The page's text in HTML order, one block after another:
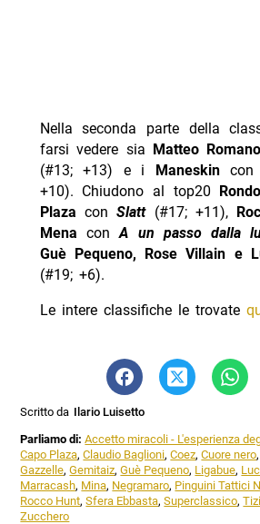
Nella seconda parte della
farsi vedere sia Matteo Romano
(#13; +13) e i Maneskincon
+10). Chiudono al top20
PlazaconSlatt (#17; +11),
Mena conA un passo dalla
Guè Pequeno, Rose Villain e
(#19; +6).
Le intere classifiche le trovate
Scritto da Ilario Luisetto
Parliamo di:Accetto miracoli - L'esperienza
Capo Plaza,Claudio Baglioni,Coez,Cuore nero,
Gazzelle,Gemitaiz,Guè Pequeno, Ligabue,
Marracash, Mina, Negramaro, Pinguini Tattici
Rocco Hunt,Sfera Ebbasta,Superclassico,
Zucchero